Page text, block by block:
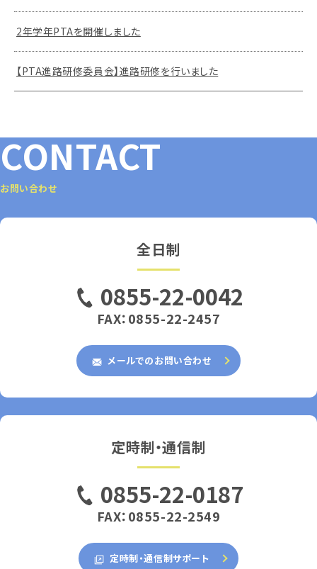
2年学年PTAを開催しました
【PTA進路研修委員会】進路研修を行いました
CONTACT
お問い合わせ
全日制
0855-22-0042
FAX：0855-22-2457
メールでのお問い合わせ
定時制・通信制
0855-22-0187
FAX：0855-22-2549
定時制・通信制サポート